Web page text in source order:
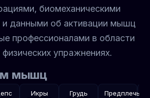
биомеханическими
и данными об активации мышц
профессионалами в области
физических упражнениях.
мышц
Икры Грудь Предплечья